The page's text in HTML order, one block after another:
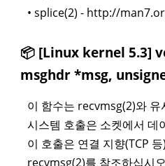
• splice(2) - http://
📦 [Linux kernel 5.3]
msghdr *msg,
이 함수는 recvmsg(2)와
시스템 호출은 소켓에서
이 호출은 연결 지향(TCP
recvmsg(2)를 참조하십시